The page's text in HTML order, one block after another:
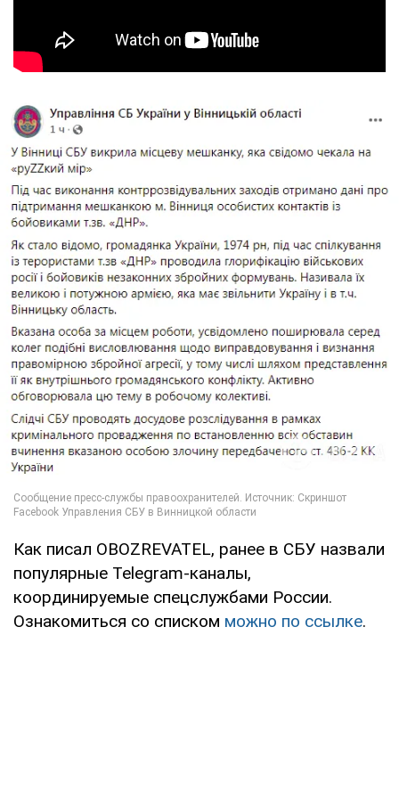
Как писал OBOZREVATEL, ранее в СБУ назвали
популярные Telegram-каналы,
координируемые спецслужбами России.
Ознакомиться со списком можно по ссылке.